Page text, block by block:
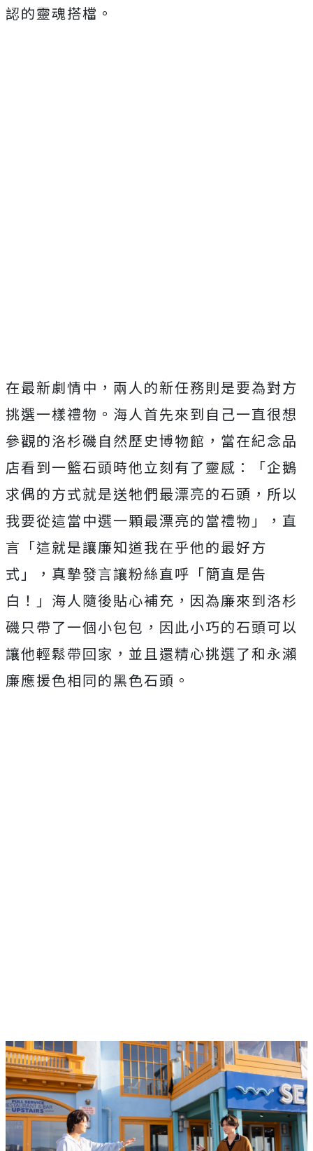
認的靈魂搭檔。
在最新劇情中，兩人的新任務則是要為對方
挑選一樣禮物。 海人首先來到自己一直很想
參觀的洛杉磯自然歷史博物館， 當在紀念品
店看到一籃石頭時他立刻有了靈感：「企鵝
求偶的方式就是送牠們最漂亮的石頭， 所以
我要從這當中選一顆最漂亮的當禮物」，直
言「這就是讓廉知道我在乎他的最好方
式」，真摯發言讓粉絲直呼「簡直是告
白！」海人隨後貼心補充， 因為廉來到洛杉
磯只帶了一個小包包， 因此小巧的石頭可以
讓他輕鬆帶回家， 並且還精心挑選了和永瀨
廉應援色相同的黑色石頭。